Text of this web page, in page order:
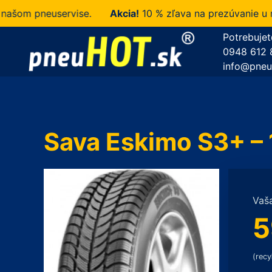
pneuservise. Akcia!10 % zľava na prezúvanie u nás
0948 612
Sava Eskimo S3+